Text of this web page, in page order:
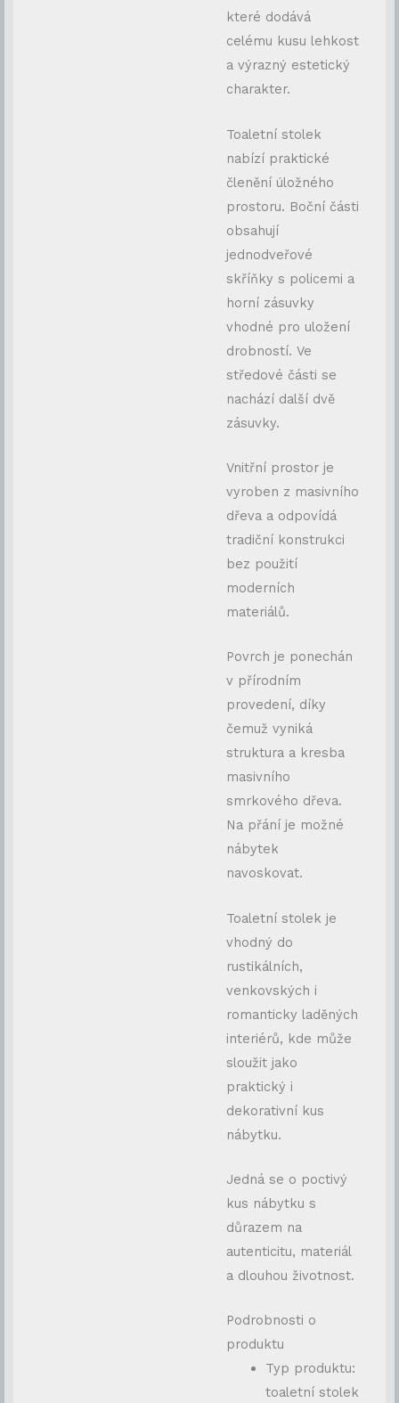
které dodává
celému kusu lehkost
a výrazný estetický
charakter.
Toaletní stolek
nabízí praktické
členění úložného
prostoru. Boční části
obsahují
jednodveřové
skříňky s policemi a
horní zásuvky
vhodné pro uložení
drobností. Ve
středové části se
nachází další dvě
zásuvky.
Vnitřní prostor je
vyroben z masivního
dřeva a odpovídá
tradiční konstrukci
bez použití
moderních
materiálů.
Povrch je ponechán
v přírodním
provedení, díky
čemuž vyniká
struktura a kresba
masivního
smrkového dřeva.
Na přání je možné
nábytek
navoskovat.
Toaletní stolek je
vhodný do
rustikálních,
venkovských i
romanticky laděných
interiérů, kde může
sloužit jako
praktický i
dekorativní kus
nábytku.
Jedná se o poctivý
kus nábytku s
důrazem na
autenticitu, materiál
a dlouhou životnost.
Podrobnosti o
produktu
Typ produktu:
toaletní stolek